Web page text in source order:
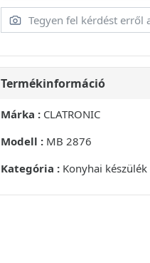
Termékinformáció
Márka : CLATRONIC
Modell : MB 2876
Kategória : Konyhai készülék